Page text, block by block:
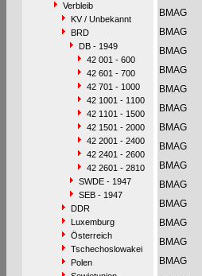
Verbleib
KV / Unbekannt
BRD
DB - 1949
42 001 - 600
42 601 - 700
42 701 - 1000
42 1001 - 1100
42 1101 - 1500
42 1501 - 2000
42 2001 - 2400
42 2401 - 2600
42 2601 - 2810
SWDE - 1947
SEB - 1947
DDR
Luxemburg
Österreich
Tschechoslowakei
Polen
BMAG
BMAG
BMAG
BMAG
BMAG
BMAG
BMAG
BMAG
BMAG
BMAG
BMAG
BMAG
BMAG
BMAG